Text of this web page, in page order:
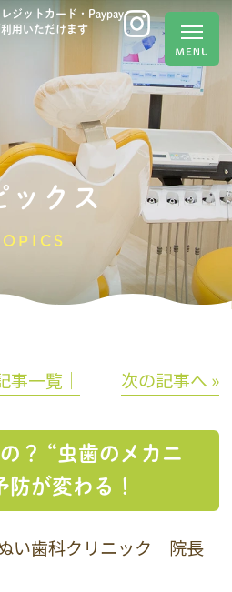
レジットカード・Paypay
利用いただけます
ックス
事一覧│ 次の記事へ »
？ “虫歯のメカニ
防が変わる！
い歯科クリニック 院長